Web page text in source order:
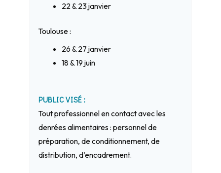
22 & 23 janvier
Toulouse :
26 & 27 janvier
18 & 19 juin
PUBLIC VISÉ :
Tout professionnel en contact avec les
denrées alimentaires : personnel de
préparation, de conditionnement, de
distribution, d’encadrement.